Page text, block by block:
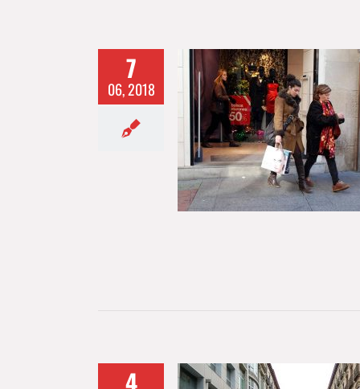
7
06, 2018
del comercio minorista
4